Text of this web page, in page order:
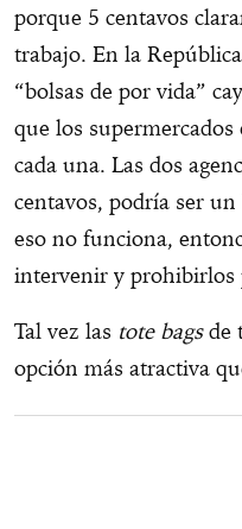
porque 5 centavos
trabajo. En la
“bolsas de por vida”
que los
cada una. Las dos
centavos, podría ser
eso no funciona,
intervenir y prohibirlos
Tal vez las tote bagsde
opción más atractiva